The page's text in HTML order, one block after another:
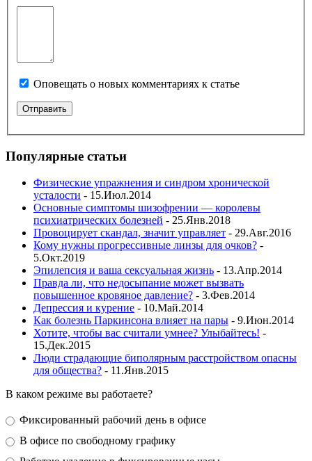
Оповещать о новых комментариях к статье
Популярные статьи
Физические упражнения и синдром хронической
усталости - 15.Июл.2014
Основные симптомы шизофрении — королевы
психиатрических болезней - 25.Янв.2018
Провоцирует скандал, значит управляет - 29.Авг.2016
Кому нужны прогрессивные линзы для очков? -
5.Окт.2019
Эпилепсия и ваша сексуальная жизнь - 13.Апр.2014
Правда ли, что недосыпание может вызвать
повышенное кровяное давление? - 3.Фев.2014
Депрессия и курение - 10.Май.2014
Как болезнь Паркинсона влияет на пары - 9.Июн.2014
Хотите, чтобы вас считали умнее? Улыбайтесь! -
15.Дек.2015
Люди страдающие биполярным расстройством опасны
для общества? - 11.Янв.2015
В каком режиме вы работаете?
Фиксированный рабочий день в офисе
В офисе по свободному графику